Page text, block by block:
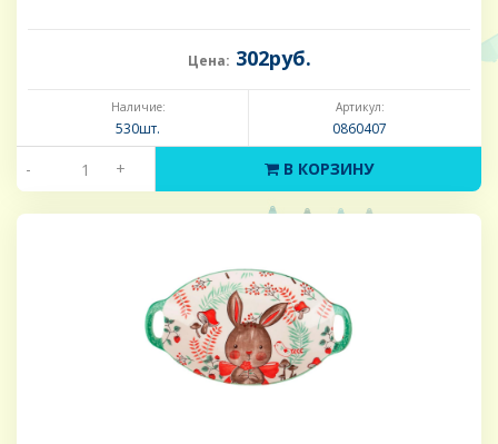
Цена: 302руб.
Наличие:
530шт.
Артикул:
0860407
- + В КОРЗИНУ